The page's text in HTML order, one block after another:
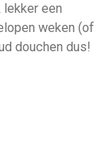
lekker een
weken (of
douchen dus!